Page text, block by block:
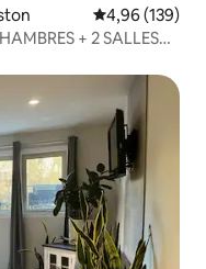
Évaluation
4,96 (139)
+ 2 SALLES